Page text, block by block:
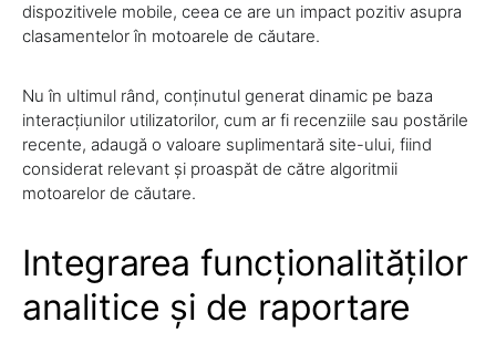
dispozitivele mobile, ceea ce are un impact pozitiv asupra
clasamentelor în motoarele de căutare.
Nu în ultimul rând, conținutul generat dinamic pe baza
interacțiunilor utilizatorilor, cum ar fi recenziile sau postările
recente, adaugă o valoare suplimentară site-ului, fiind
considerat relevant și proaspăt de către algoritmii
motoarelor de căutare.
Integrarea funcționalităților
analitice și de raportare